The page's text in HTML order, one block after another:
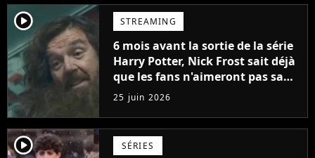
player2 STREAMING
6 mois avant la sortie de la série
Harry Potter, Nick Frost sait déjà
que les fans n'aimeront pas sa
version de Hagrid
25 juin 2026
player2 SÉRIES